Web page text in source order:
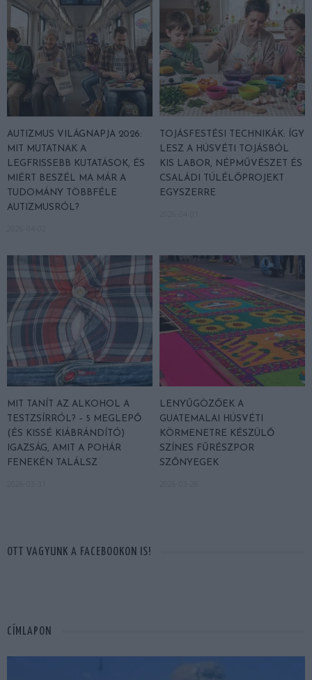
AUTIZMUS VILÁGNAPJA 2026:
MIT MUTATNAK A
LEGFRISSEBB KUTATÁSOK, ÉS
MIÉRT BESZÉL MA MÁR A
TUDOMÁNY TÖBBFÉLE
AUTIZMUSRÓL?
TOJÁSFESTÉSI TECHNIKÁK: ÍGY
LESZ A HÚSVÉTI TOJÁSBÓL
KIS LABOR, NÉPMŰVÉSZET ÉS
CSALÁDI TÚLÉLŐPROJEKT
EGYSZERRE
MIT TANÍT AZ ALKOHOL A
TESTZSÍRRÓL? – 5 MEGLEPŐ
(ÉS KISSÉ KIÁBRÁNDÍTÓ)
IGAZSÁG, AMIT A POHÁR
FENEKÉN TALÁLSZ
LENYŰGÖZŐEK A
GUATEMALAI HÚSVÉTI
KÖRMENETRE KÉSZÜLŐ
SZÍNES FŰRÉSZPOR
SZŐNYEGEK
OTT VAGYUNK A FACEBOOKON IS!
CÍMLAPON